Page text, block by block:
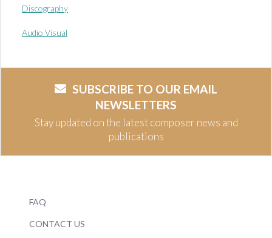
Discography
Audio Visual
SUBSCRIBE TO OUR EMAIL
NEWSLETTERS
Stay updated on the latest composer news and
publications
FAQ
CONTACT US